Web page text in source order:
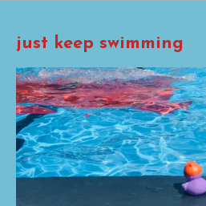
just keep swimming